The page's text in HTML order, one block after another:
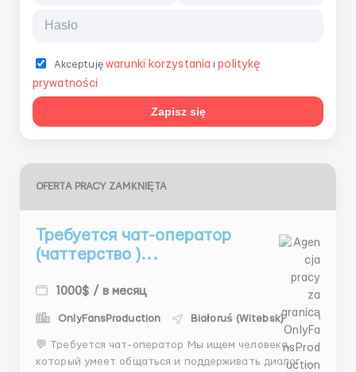
Akceptujęwarunki korzystania ipolitykę
prywatności
Zapisz się
OFERTA PRACY ZAMKNIĘTA
Требуется чат-оператор
(чаттерство )...
1000$ / в месяц
OnlyFansProduction Białoruś (Witebsk)
💬 Требуется чат-оператор Мы ищем человека,
который умеет общаться и поддерживать диалог с